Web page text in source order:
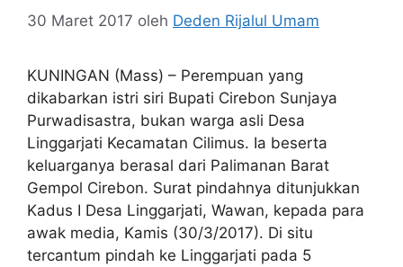
30 Maret 2017 oleh Deden Rijalul Umam
KUNINGAN (Mass) – Perempuan yang
dikabarkan istri siri Bupati Cirebon Sunjaya
Purwadisastra, bukan warga asli Desa
Linggarjati Kecamatan Cilimus. Ia beserta
keluarganya berasal dari Palimanan Barat
Gempol Cirebon. Surat pindahnya ditunjukkan
Kadus I Desa Linggarjati, Wawan, kepada para
awak media, Kamis (30/3/2017). Di situ
tercantum pindah ke Linggarjati pada 5